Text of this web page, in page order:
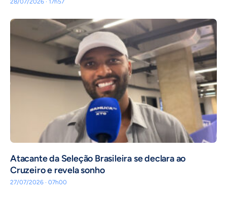
28/07/2026 · 17h57
Atacante da Seleção Brasileira se declara ao
Cruzeiro e revela sonho
27/07/2026 · 07h00